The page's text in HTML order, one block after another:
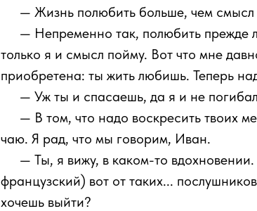
— Жизнь полюбить больше, чем смысл
— Непременно так, полюбить прежде
только я и смысл пойму. Вот что мне
приобретена: ты жить любишь. Теперь
— Уж ты и спасаешь, да я и не
— В том, что надо воскресить твоих
чаю. Я рад, что мы говорим, Иван.
— Ты, я вижу, в каком-то
французский) вот от таких...
хочешь выйти?